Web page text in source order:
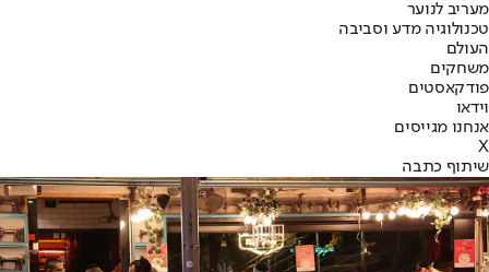
מעריב לנוער
טכנולוגיה מדע וסביבה
העולם
משחקים
פודקאסטים
וידאו
אנחנו מגייסים
X
שיתוף כתבה